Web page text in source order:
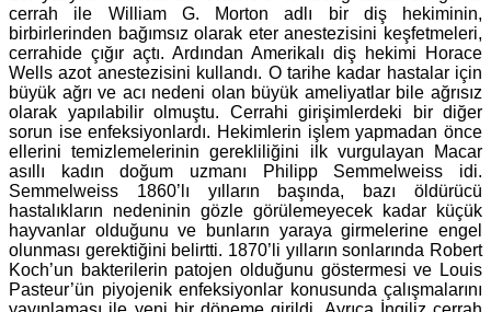
cerrah ile William G. Morton adlı bir diş hekiminin,
birbirlerinden bağımsız olarak eter anestezisini keşfetmeleri,
cerrahide çığır açtı. Ardından Amerikalı diş hekimi Horace
Wells azot anestezisini kullandı. O tarihe kadar hastalar için
büyük ağrı ve acı nedeni olan büyük ameliyatlar bile ağrısız
olarak yapılabilir olmuştu. Cerrahi girişimlerdeki bir diğer
sorun ise enfeksiyonlardı. Hekimlerin işlem yapmadan önce
ellerini temizlemelerinin gerekliliğini ilk vurgulayan Macar
asıllı kadın doğum uzmanı Philipp Semmelweiss idi.
Semmelweiss 1860’lı yılların başında, bazı öldürücü
hastalıkların nedeninin gözle görülemeyecek kadar küçük
hayvanlar olduğunu ve bunların yaraya girmelerine engel
olunması gerektiğini belirtti. 1870’li yılların sonlarında Robert
Koch’un bakterilerin patojen olduğunu göstermesi ve Louis
Pasteur’ün piyojenik enfeksiyonlar konusunda çalışmalarını